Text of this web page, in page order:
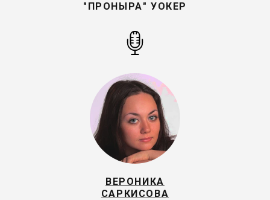
"ПРОНЫРА" УОКЕР
ВЕРОНИКА
САРКИСОВА